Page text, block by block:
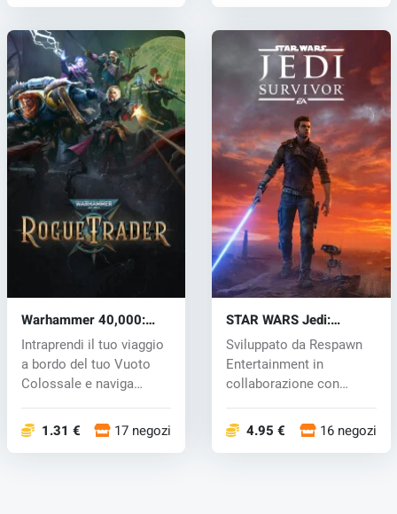
Warhammer 40,000:
Rogue Trader (PC) key
Intraprendi il tuo viaggio
a bordo del tuo Vuoto
Colossale e naviga
1.31 € 17 negozi
STAR WARS Jedi:
Survivor (PC) key
Sviluppato da Respawn
Entertainment in
collaborazione con
4.95 € 16 negozi